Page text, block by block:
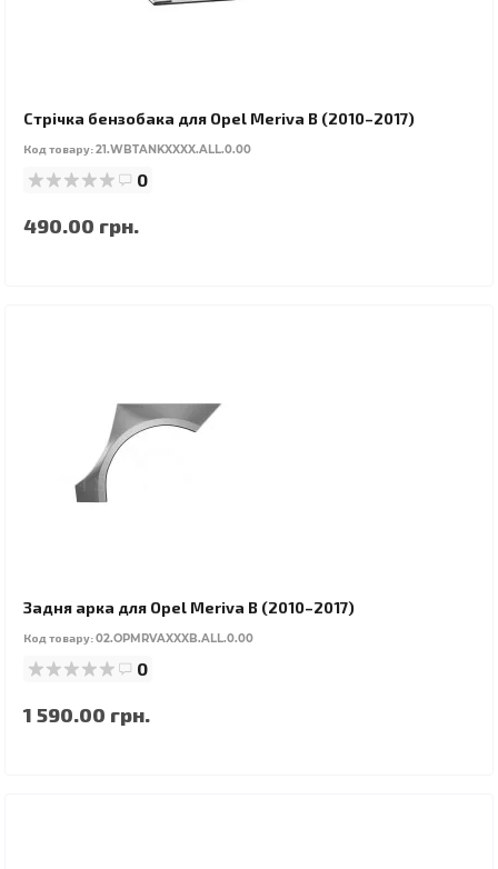
Стрічка бензобака для Opel Meriva B (2010–2017)
Код товару:21.WBTANKXXXX.ALL.0.00
0
490.00 грн.
Задня арка для Opel Meriva B (2010–2017)
Код товару:02.OPMRVAXXXB.ALL.0.00
0
1 590.00 грн.